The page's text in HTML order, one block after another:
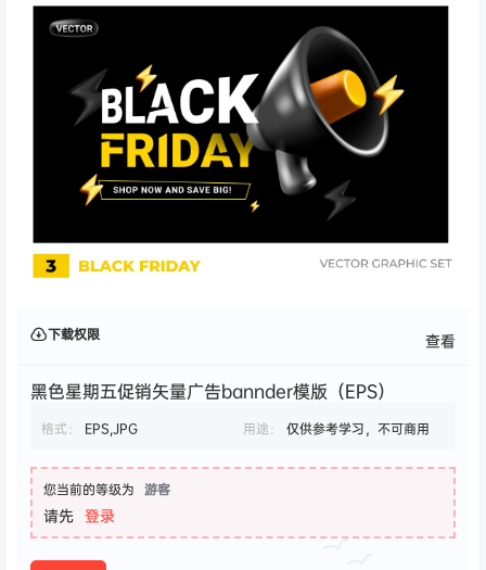
下载权限 查看
黑色星期五促销矢量广告bannder模版（EPS）
格式： EPS,JPG 用途： 仅供参考学习，不可商用
您当前的等级为 游客
请先 登录